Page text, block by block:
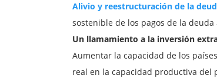
Alivio y reestructuración de la
sostenible de los pagos de la deuda
Un llamamiento a la inversión
Aumentar la capacidad de los
real en la capacidad productiva del